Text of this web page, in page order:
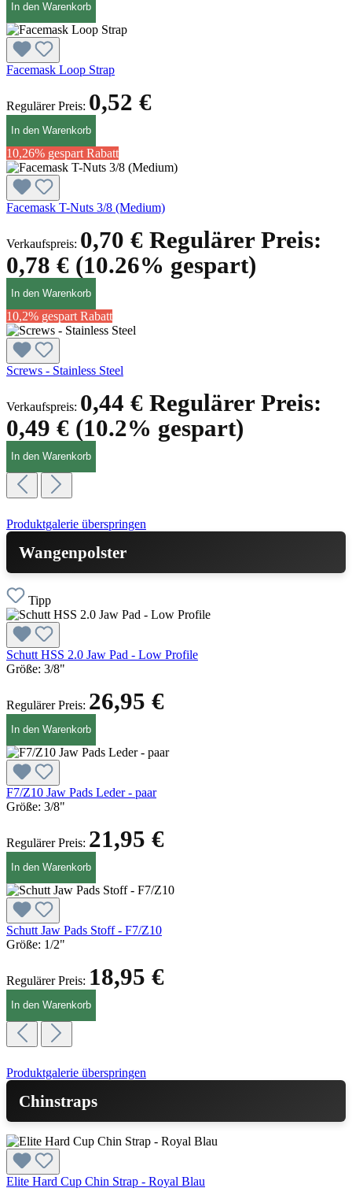
In den Warenkorb
Facemask Loop Strap
Regulärer Preis: 0,52 €
In den Warenkorb
10,26% gespart Rabatt
Facemask T-Nuts 3/8 (Medium)
Verkaufspreis: 0,70 € Regulärer Preis:
0,78 € (10.26% gespart)
In den Warenkorb
10,2% gespart Rabatt
Screws - Stainless Steel
Verkaufspreis: 0,44 € Regulärer Preis:
0,49 € (10.2% gespart)
In den Warenkorb
Produktgalerie überspringen
Wangenpolster
Tipp
Schutt HSS 2.0 Jaw Pad - Low Profile
Größe: 3/8"
Regulärer Preis: 26,95 €
In den Warenkorb
F7/Z10 Jaw Pads Leder - paar
Größe: 3/8"
Regulärer Preis: 21,95 €
In den Warenkorb
Schutt Jaw Pads Stoff - F7/Z10
Größe: 1/2"
Regulärer Preis: 18,95 €
In den Warenkorb
Produktgalerie überspringen
Chinstraps
Elite Hard Cup Chin Strap - Royal Blau